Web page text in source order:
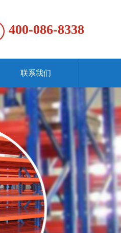
400-086-8338
联系我们